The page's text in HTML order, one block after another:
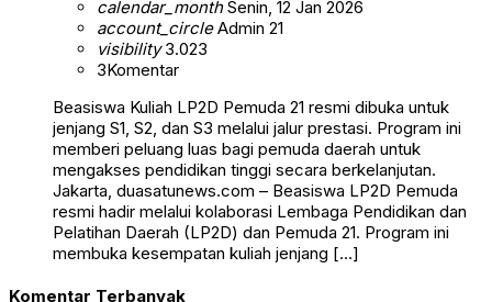
calendar_monthSenin, 12 Jan 2026
account_circleAdmin 21
visibility3.023
3Komentar
Beasiswa Kuliah LP2D Pemuda 21 resmi dibuka untuk
jenjang S1, S2, dan S3 melalui jalur prestasi. Program ini
memberi peluang luas bagi pemuda daerah untuk
mengakses pendidikan tinggi secara berkelanjutan.
Jakarta, duasatunews.com – Beasiswa LP2D Pemuda
resmi hadir melalui kolaborasi Lembaga Pendidikan dan
Pelatihan Daerah (LP2D) dan Pemuda 21. Program ini
membuka kesempatan kuliah jenjang […]
Komentar Terbanyak